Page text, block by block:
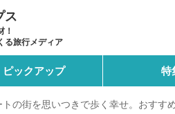
ス
！
る旅行メディア
ピックアップ 特
トの街を思いつきで歩く幸せ。おすす